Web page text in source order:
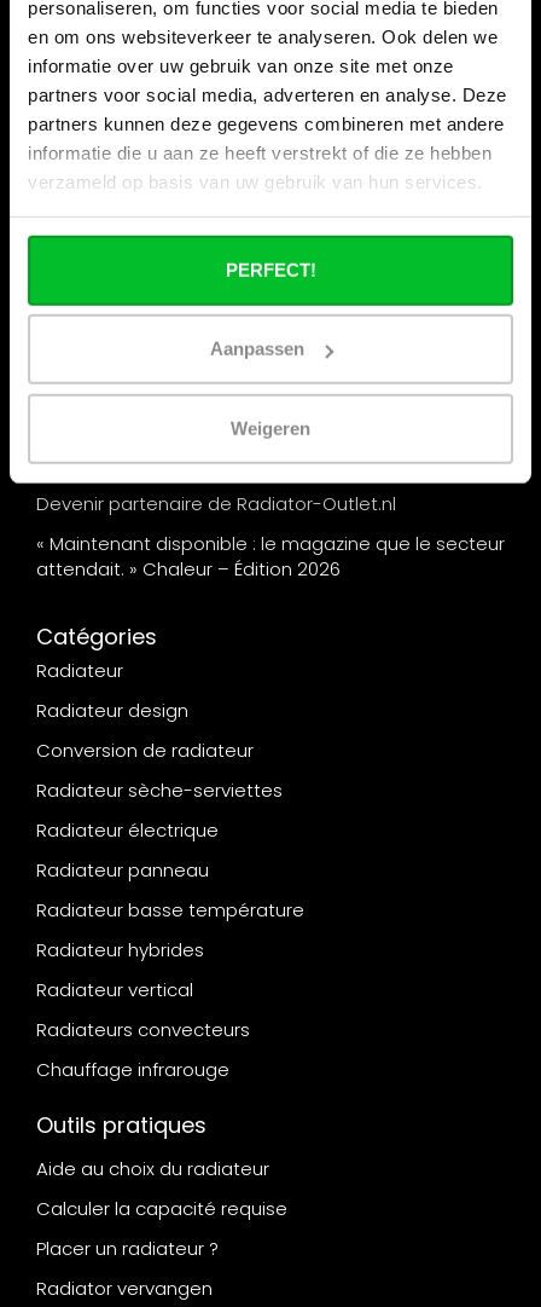
personaliseren, om functies voor social media te bieden
en om ons websiteverkeer te analyseren. Ook delen we
informatie over uw gebruik van onze site met onze
partners voor social media, adverteren en analyse. Deze
partners kunnen deze gegevens combineren met andere
informatie die u aan ze heeft verstrekt of die ze hebben
verzameld op basis van uw gebruik van hun services.
PERFECT!
Aanpassen
Weigeren
Informations
Vacances de la construction
Qui sommes nous ?
Nos magasins
Commande commerciale
Options de paiement
Questions fréquentes
Contact
Remise par quantité chez Radiator-Outlet.nl
Devenir partenaire de Radiator-Outlet.nl
« Maintenant disponible : le magazine que le secteur
attendait. » Chaleur – Édition 2026
Catégories
Radiateur
Radiateur design
Conversion de radiateur
Radiateur sèche-serviettes
Radiateur électrique
Radiateur panneau
Radiateur basse température
Radiateur hybrides
Radiateur vertical
Radiateurs convecteurs
Chauffage infrarouge
Outils pratiques
Aide au choix du radiateur
Calculer la capacité requise
Placer un radiateur ?
Radiator vervangen